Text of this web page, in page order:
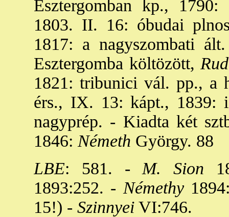
Esztergomban kp.,
1803. II. 16: óbudai
1817: a nagyszombati
Esztergomba költözött,
1821: tribunici vál. pp., a
érs., IX. 13: kápt., 1839:
nagyprép. - Kiadta két
1846: Németh György. 88
LBE: 581. - M. Sion
1893:252. - Némethy
15!) - Szinnyei VI:746.